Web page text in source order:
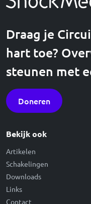
Draag je
hart toe?
steunen met
Doneren
Bekijk ook
Artikelen
Schakelingen
Downloads
Links
Contact